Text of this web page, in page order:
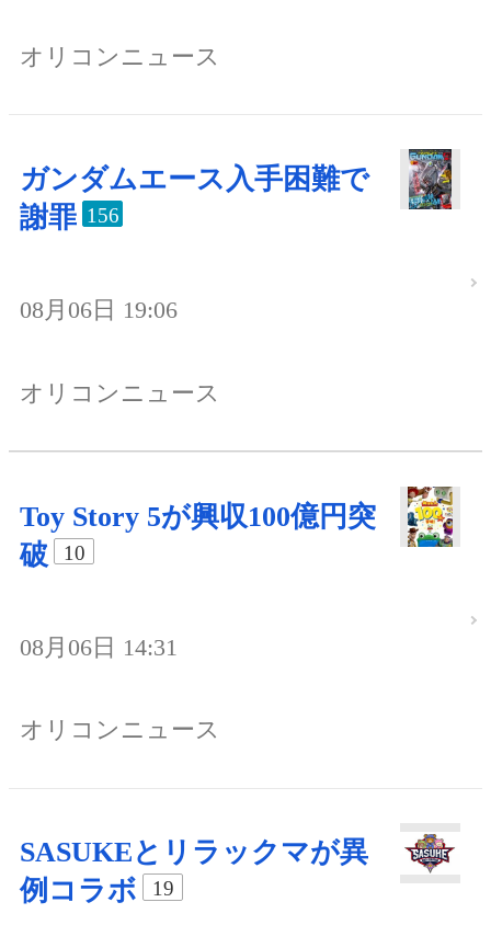
オリコンニュース
ガンダムエース入手困難で
謝罪 156
08月06日 19:06
オリコンニュース
Toy Story 5が興収100億円突
破
10
08月06日 14:31
オリコンニュース
SASUKEとリラックマが異
例コラボ
19